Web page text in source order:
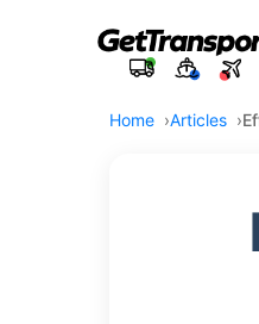
Home Articles